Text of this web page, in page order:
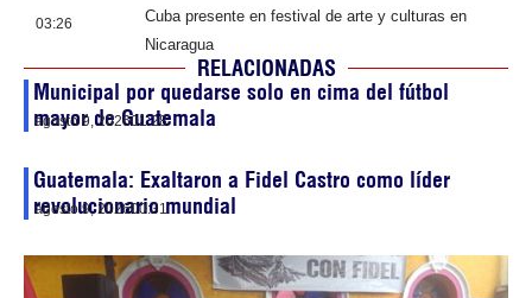
03:26
Cuba presente en festival de arte y culturas en
Nicaragua
RELACIONADAS
Municipal por quedarse solo en cima del fútbol
mayor de Guatemala
agosto 9, 202601:28
Guatemala: Exaltaron a Fidel Castro como líder
revolucionario mundial
agosto 9, 202600:31